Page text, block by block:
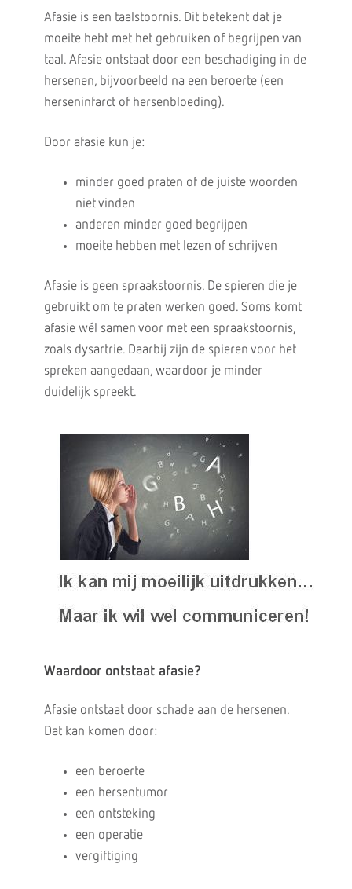
Afasie is een taalstoornis. Dit betekent dat je
moeite hebt met het gebruiken of begrijpen van
taal. Afasie ontstaat door een beschadiging in de
hersenen, bijvoorbeeld na een beroerte (een
herseninfarct of hersenbloeding).
Door afasie kun je:
minder goed praten of de juiste woorden
niet vinden
anderen minder goed begrijpen
moeite hebben met lezen of schrijven
Afasie is geen spraakstoornis. De spieren die je
gebruikt om te praten werken goed. Soms komt
afasie wél samen voor met een spraakstoornis,
zoals dysartrie. Daarbij zijn de spieren voor het
spreken aangedaan, waardoor je minder
duidelijk spreekt.
Waardoor ontstaat afasie?
Afasie ontstaat door schade aan de hersenen.
Dat kan komen door:
een beroerte
een hersentumor
een ontsteking
een operatie
vergiftiging